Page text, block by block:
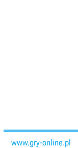
www.gry-online.pl